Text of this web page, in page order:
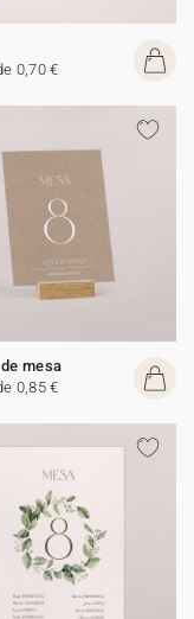
0,70 €
mesa
0,85 €